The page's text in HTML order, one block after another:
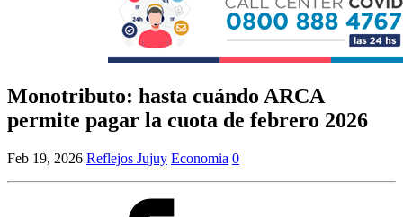
Monotributo: hasta cuándo ARCA
permite pagar la cuota de febrero 2026
Feb 19, 2026 Reflejos Jujuy Economia 0